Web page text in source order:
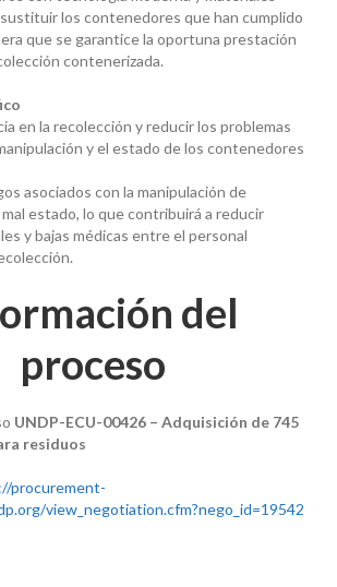
los contenedores que han cumplido
que se garantice la oportuna prestación
contenerizada.
en la recolección y reducir los problemas
y el estado de los contenedores
asociados con la manipulación de
estado, lo que contribuirá a reducir
y bajas médicas entre el personal
del
proceso
UNDP-ECU-00426 – Adquisición de 745
residuos
procurement-
view_negotiation.cfm?nego_id=19542